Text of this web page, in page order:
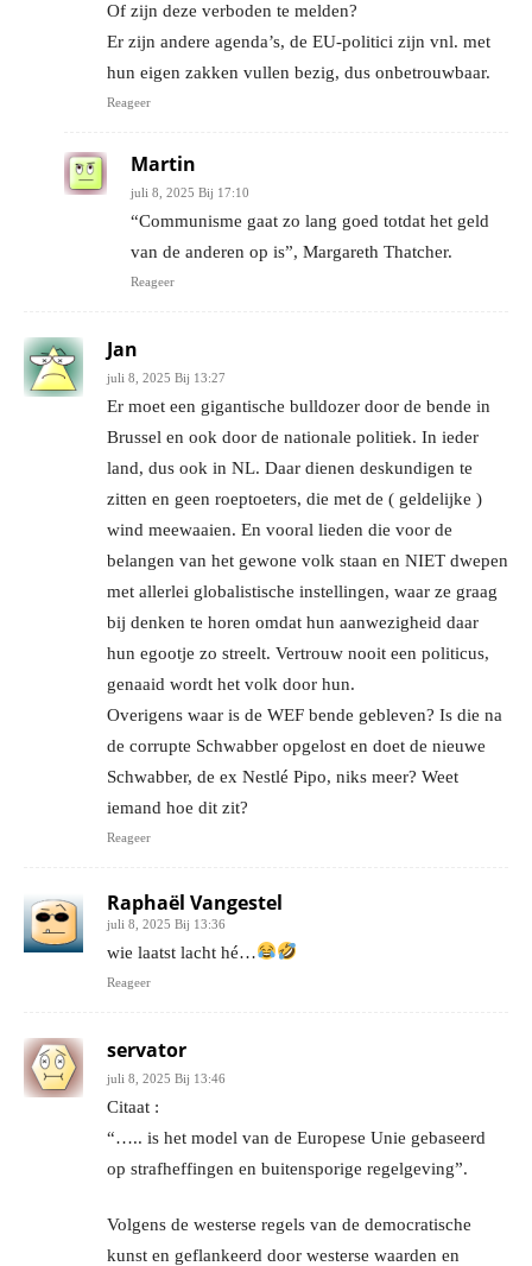
Of zijn deze verboden te melden?
Er zijn andere agenda’s, de EU-politici zijn vnl. met
hun eigen zakken vullen bezig, dus onbetrouwbaar.
Reageer
Martin
juli 8, 2025 Bij 17:10
“Communisme gaat zo lang goed totdat het geld
van de anderen op is”, Margareth Thatcher.
Reageer
Jan
juli 8, 2025 Bij 13:27
Er moet een gigantische bulldozer door de bende in
Brussel en ook door de nationale politiek. In ieder
land, dus ook in NL. Daar dienen deskundigen te
zitten en geen roeptoeters, die met de ( geldelijke )
wind meewaaien. En vooral lieden die voor de
belangen van het gewone volk staan en NIET dwepen
met allerlei globalistische instellingen, waar ze graag
bij denken te horen omdat hun aanwezigheid daar
hun egootje zo streelt. Vertrouw nooit een politicus,
genaaid wordt het volk door hun.
Overigens waar is de WEF bende gebleven? Is die na
de corrupte Schwabber opgelost en doet de nieuwe
Schwabber, de ex Nestlé Pipo, niks meer? Weet
iemand hoe dit zit?
Reageer
Raphaël Vangestel
juli 8, 2025 Bij 13:36
wie laatst lacht hé…
Reageer
servator
juli 8, 2025 Bij 13:46
Citaat :
“….. is het model van de Europese Unie gebaseerd
op strafheffingen en buitensporige regelgeving”.
Volgens de westerse regels van de democratische
kunst en geflankeerd door westerse waarden en